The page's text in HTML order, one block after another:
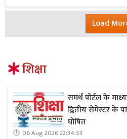
Load
शिक्षा
समर्थ पोर्टल के
द्वितीय सेमेस्टर के
घोषित
06 Aug 2026 22:34:53